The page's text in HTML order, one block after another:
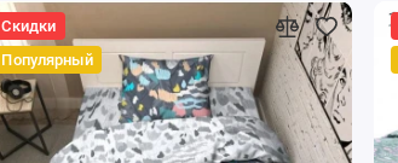
Скидки
Популярный